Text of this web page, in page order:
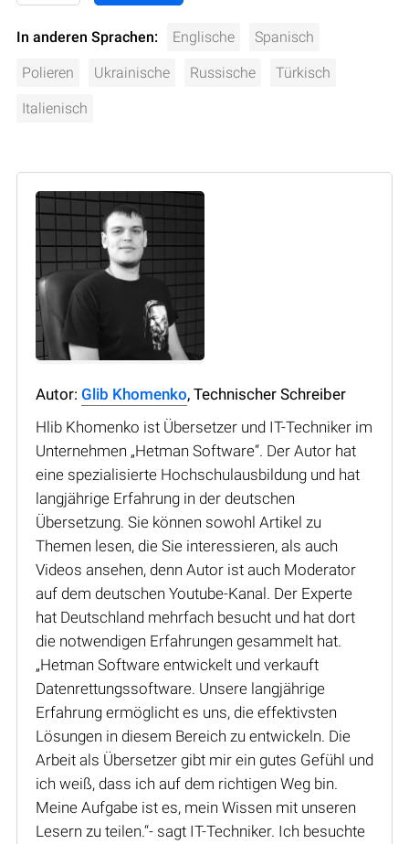
In anderen Sprachen: Englische Spanisch
Polieren Ukrainische Russische Türkisch
Italienisch
Autor: Glib Khomenko, Technischer Schreiber
Hlib Khomenko ist Übersetzer und IT-Techniker im
Unternehmen „Hetman Software“. Der Autor hat
eine spezialisierte Hochschulausbildung und hat
langjährige Erfahrung in der deutschen
Übersetzung. Sie können sowohl Artikel zu
Themen lesen, die Sie interessieren, als auch
Videos ansehen, denn Autor ist auch Moderator
auf dem deutschen Youtube-Kanal. Der Experte
hat Deutschland mehrfach besucht und hat dort
die notwendigen Erfahrungen gesammelt hat.
„Hetman Software entwickelt und verkauft
Datenrettungssoftware. Unsere langjährige
Erfahrung ermöglicht es uns, die effektivsten
Lösungen in diesem Bereich zu entwickeln. Die
Arbeit als Übersetzer gibt mir ein gutes Gefühl und
ich weiß, dass ich auf dem richtigen Weg bin.
Meine Aufgabe ist es, mein Wissen mit unseren
Lesern zu teilen.“- sagt IT-Techniker. Ich besuchte